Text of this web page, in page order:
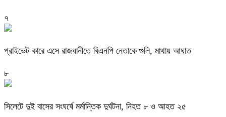
৭
প্রাইভেট কারে এসে রাজধানীতে বিএনপি নেতাকে গুলি, মাথায় আঘাত
৮
সিলেটে দুই বাসের সংঘর্ষে মর্মান্তিক দুর্ঘটনা, নিহত ৮ ও আহত ২৫